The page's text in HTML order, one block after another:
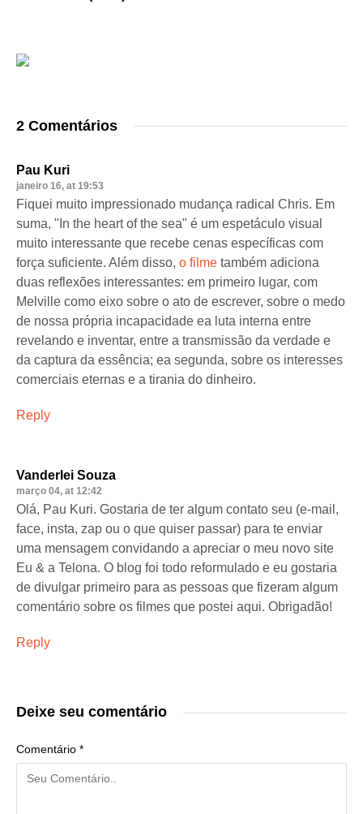
2 Comentários
Pau Kuri
janeiro 16, at 19:53
Fiquei muito impressionado mudança radical Chris. Em
suma, "In the heart of the sea" é um espetáculo visual
muito interessante que recebe cenas específicas com
força suficiente. Além disso, o filme também adiciona
duas reflexões interessantes: em primeiro lugar, com
Melville como eixo sobre o ato de escrever, sobre o medo
de nossa própria incapacidade ea luta interna entre
revelando e inventar, entre a transmissão da verdade e
da captura da essência; ea segunda, sobre os interesses
comerciais eternas e a tirania do dinheiro.
Reply
Vanderlei Souza
março 04, at 12:42
Olá, Pau Kuri. Gostaria de ter algum contato seu (e-mail,
face, insta, zap ou o que quiser passar) para te enviar
uma mensagem convidando a apreciar o meu novo site
Eu & a Telona. O blog foi todo reformulado e eu gostaria
de divulgar primeiro para as pessoas que fizeram algum
comentário sobre os filmes que postei aqui. Obrigadão!
Reply
Deixe seu comentário
Comentário *